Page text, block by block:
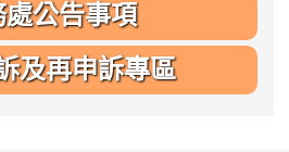
處公告事項
及再申訴專區